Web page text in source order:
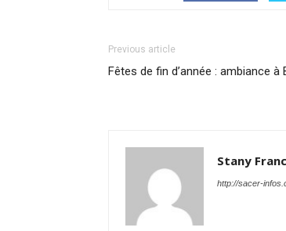
Previous article
Fêtes de fin d’année : ambiance à
Stany
http://sacer-